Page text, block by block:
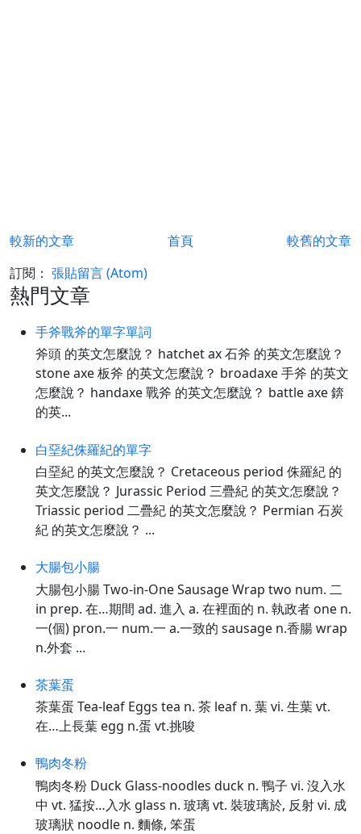
較新的文章 較舊的文章
首頁
訂閱： 張貼留言 (Atom)
熱門文章
手斧戰斧的單字單詞
斧頭 的英文怎麼說？ hatchet ax 石斧 的英文怎麼說？
stone axe 板斧 的英文怎麼說？ broadaxe 手斧 的英文
怎麼說？ handaxe 戰斧 的英文怎麼說？ battle axe 錛
的英...
白堊紀侏羅紀的單字
白堊紀 的英文怎麼說？ Cretaceous period 侏羅紀 的
英文怎麼說？ Jurassic Period 三疊紀 的英文怎麼說？
Triassic period 二疊紀 的英文怎麼說？ Permian 石炭
紀 的英文怎麼說？ ...
大腸包小腸
大腸包小腸 Two-in-One Sausage Wrap two num. 二
in prep. 在…期間 ad. 進入 a. 在裡面的 n. 執政者 one n.
一(個) pron.一 num.一 a.一致的 sausage n.香腸 wrap
n.外套 ...
茶葉蛋
茶葉蛋 Tea-leaf Eggs tea n. 茶 leaf n. 葉 vi. 生葉 vt.
在…上長葉 egg n.蛋 vt.挑唆
鴨肉冬粉
鴨肉冬粉 Duck Glass-noodles duck n. 鴨子 vi. 沒入水
中 vt. 猛按…入水 glass n. 玻璃 vt. 裝玻璃於, 反射 vi. 成
玻璃狀 noodle n. 麵條, 笨蛋